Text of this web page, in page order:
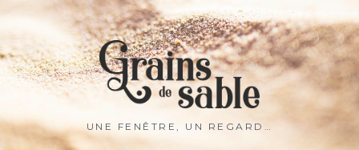
au
contenu
UNE FENÊTRE, UN REGARD…